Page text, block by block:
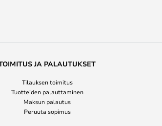
JA PALAUTUKSET
Tilauksen toimitus
Tuotteiden palauttaminen
Maksun palautus
Peruuta sopimus